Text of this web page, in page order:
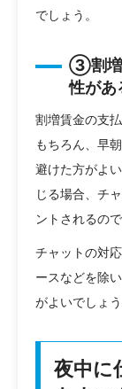
でしょう。
③割増
性があ
割増賃金の支
もちろん、早
避けた方がよ
じる場合、チ
ントされるので
チャットの対
ースなどを除
がよいでしょう
夜中に